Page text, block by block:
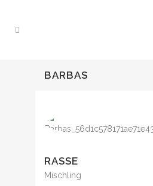
BARBAS
RASSE
Mischling